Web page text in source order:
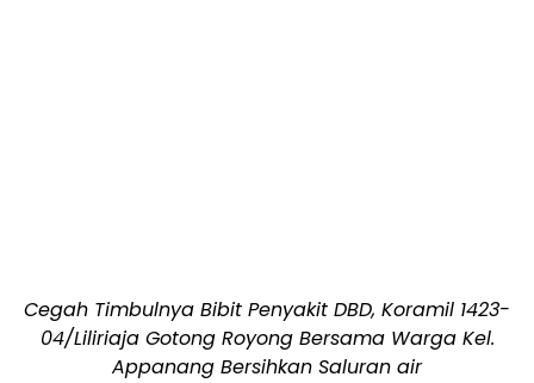
Cegah Timbulnya Bibit Penyakit DBD, Koramil 1423-
04/Liliriaja Gotong Royong Bersama Warga Kel.
Appanang Bersihkan Saluran air